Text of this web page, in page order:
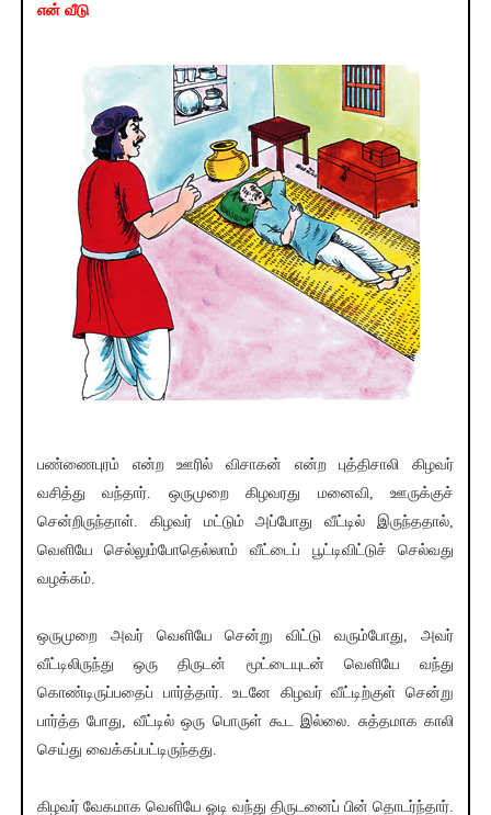
என் வீடு
பண்ணைபுரம் என்ற ஊரில் விசாகன் என்ற புத்திசாலி கிழவர்
வசித்து வந்தார். ஒருமுறை கிழவரது மனைவி, ஊருக்குச்
சென்றிருந்தாள். கிழவர் மட்டும் அப்போது வீட்டில் இருந்ததால்,
வெளியே செல்லும்போதெல்லாம் வீட்டைப் பூட்டிவிட்டுச் செல்வது
வழக்கம்.
ஒருமுறை அவர் வெளியே சென்று விட்டு வரும்போது, அவர்
வீட்டிலிருந்து ஒரு திருடன் மூட்டையுடன் வெளியே வந்து
கொண்டிருப்பதைப் பார்த்தார். உடனே கிழவர் வீட்டிற்குள் சென்று
பார்த்த போது, வீட்டில் ஒரு பொருள் கூட இல்லை. சுத்தமாக காலி
செய்து வைக்கப்பட்டிருந்தது.
கிழவர் வேகமாக வெளியே ஓடி வந்து திருடனைப் பின் தொடர்ந்தார்.